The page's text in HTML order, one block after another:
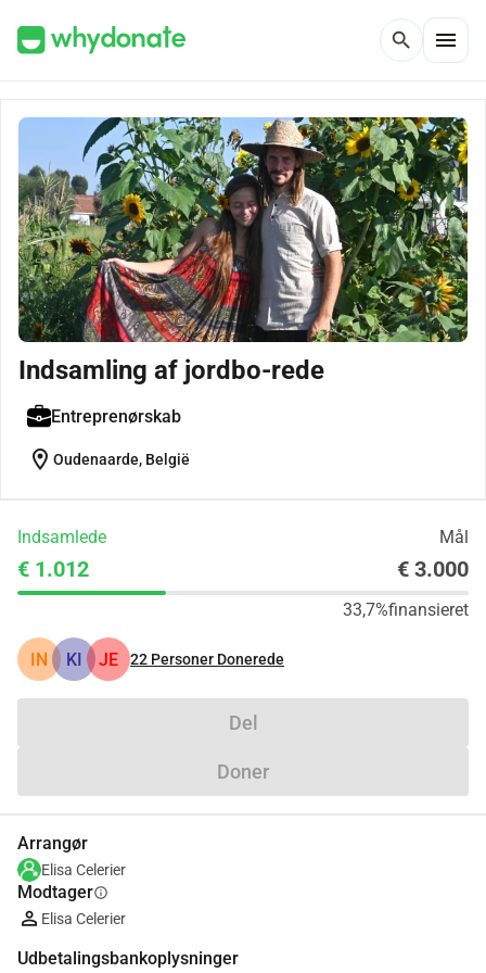
search menu
Indsamling af jordbo-rede
Entreprenørskab
location_on Oudenaarde, België
Indsamlede Mål
€ 1.012 € 3.000
33,7%finansieret
IN KI JE 22 Personer Donerede
Del
Doner
Arrangør
Elisa Celerier
Modtagerinfo
Elisa Celerier
Udbetalingsbankoplysninger